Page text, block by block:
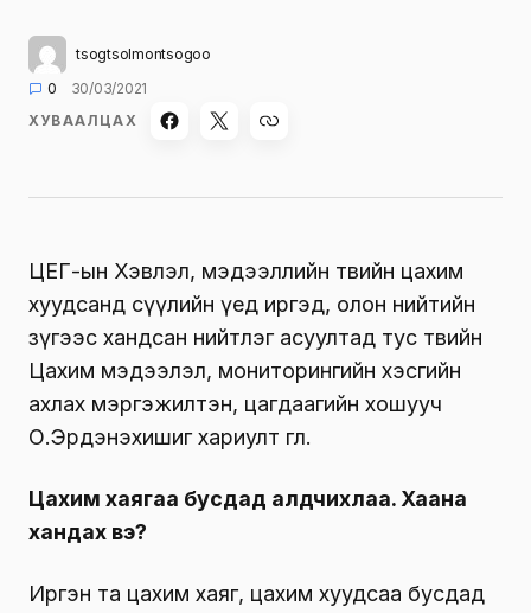
tsogtsolmontsogoo
0
30/03/2021
ХУВААЛЦАХ
ЦЕГ-ын Хэвлэл, мэдээллийн төвийн цахим
хуудсанд сүүлийн үед иргэд, олон нийтийн
зүгээс хандсан нийтлэг асуултад тус төвийн
Цахим мэдээлэл, мониторингийн хэсгийн
ахлах мэргэжилтэн, цагдаагийн хошууч
О.Эрдэнэхишиг хариулт өглөө.
Цахим хаягаа бусдад алдчихлаа. Хаана
хандах вэ?
Иргэн та цахим хаяг, цахим хуудсаа бусдад